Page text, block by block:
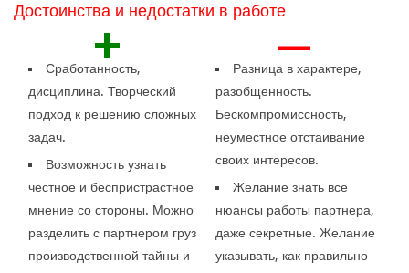
Достоинства и недостатки в работе
+
Сработанность,
дисциплина. Творческий
подход к решению сложных
задач.
Возможность узнать
честное и беспристрастное
мнение со стороны. Можно
разделить с партнером груз
производственной тайны и
—
Разница в характере,
разобщенность.
Бескомпромиссность,
неуместное отстаивание
своих интересов.
Желание знать все
нюансы работы партнера,
даже секретные. Желание
указывать, как правильно